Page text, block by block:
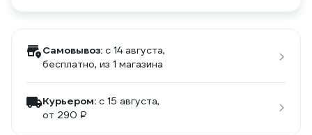
Самовывоз: c 14 августа,
бесплатно, из 1 магазина
Курьером: c 15 августа,
от 290 ₽